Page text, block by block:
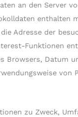
an den Server
enthalten
Adresse der
Funktionen
Browsers, Datum
von
zu Zweck,